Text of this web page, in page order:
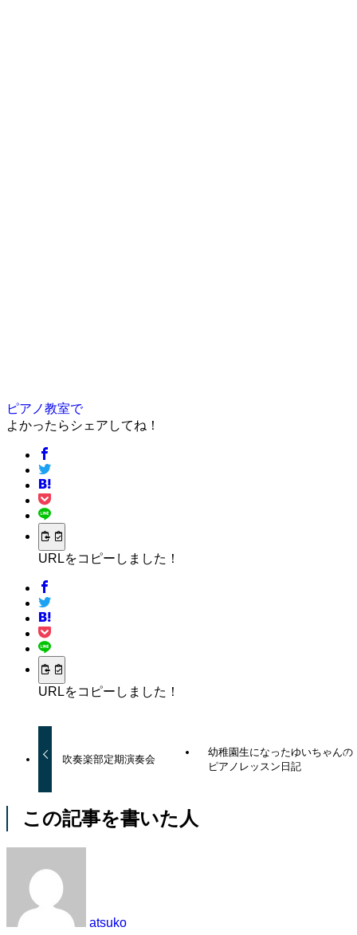
ピアノ教室で
よかったらシェアしてね！
URLをコピーしました！
URLをコピーしました！
吹奏楽部定期演奏会
幼稚園生になったゆいちゃんの
ピアノレッスン日記
この記事を書いた人
atsuko